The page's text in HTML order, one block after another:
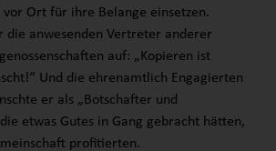
Ort für ihre Belange einsetzen.
die anwesenden Vertreter anderer
auf: „Kopieren ist
Und die ehrenamtlich Engagierten
er als „Botschafter und
etwas Gutes in Gang gebracht hätten,
profitierten.